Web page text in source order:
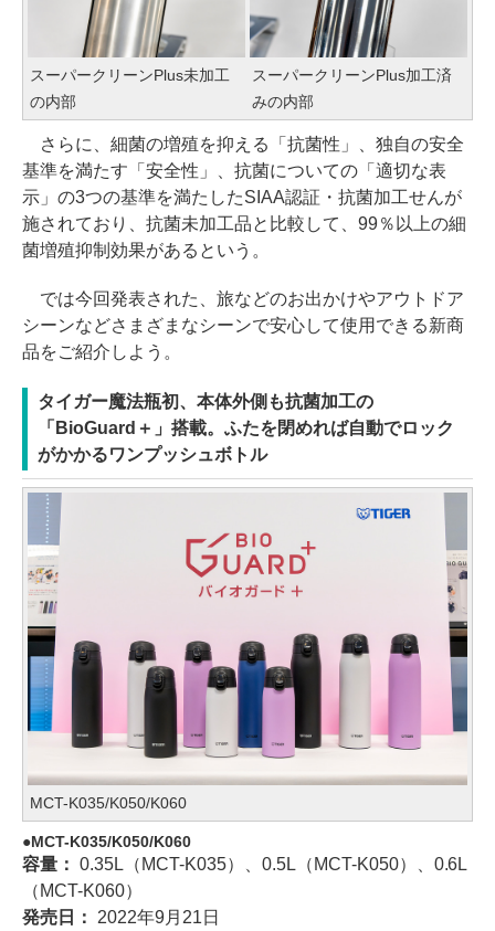
スーパークリーンPlus未加工
の内部
スーパークリーンPlus加工済
みの内部
さらに、細菌の増殖を抑える「抗菌性」、独自の安全
基準を満たす「安全性」、抗菌についての「適切な表
示」の3つの基準を満たしたSIAA認証・抗菌加工せんが
施されており、抗菌未加工品と比較して、99％以上の細
菌増殖抑制効果があるという。
では今回発表された、旅などのお出かけやアウトドア
シーンなどさまざまなシーンで安心して使用できる新商
品をご紹介しよう。
タイガー魔法瓶初、本体外側も抗菌加工の
「BioGuard＋」搭載。ふたを閉めれば自動でロック
がかかるワンプッシュボトル
MCT-K035/K050/K060
MCT-K035/K050/K060
容量： 0.35L（MCT-K035）、0.5L（MCT-K050）、0.6L
（MCT-K060）
発売日： 2022年9月21日